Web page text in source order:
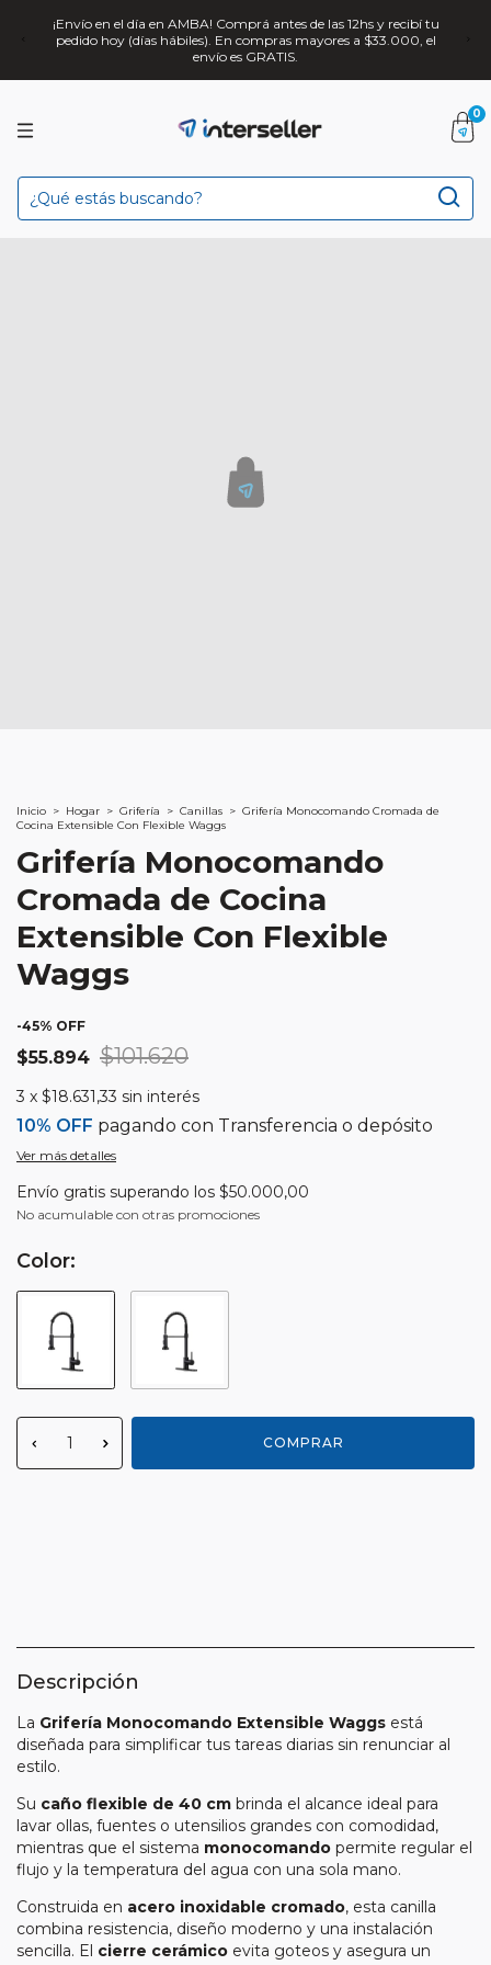
¡Envío en el día en AMBA! Comprá antes de las 12hs y recibí tu
pedido hoy (días hábiles). En compras mayores a $33.000, el
envío es GRATIS.
0
Inicio > Hogar > Grifería > Canillas > Grifería Monocomando Cromada de
Cocina Extensible Con Flexible Waggs
Grifería Monocomando
Cromada de Cocina
Extensible Con Flexible
Waggs
-45% OFF
$55.894 $101.620
3 x $18.631,33 sin interés
10% OFF pagando con Transferencia o depósito
Ver más detalles
Envío gratis superando los $50.000,00
No acumulable con otras promociones
Color:
Descripción
La Grifería Monocomando Extensible Waggs está
diseñada para simplificar tus tareas diarias sin renunciar al
estilo.
Su caño flexible de 40 cm brinda el alcance ideal para
lavar ollas, fuentes o utensilios grandes con comodidad,
mientras que el sistema monocomando permite regular el
flujo y la temperatura del agua con una sola mano.
Construida en acero inoxidable cromado, esta canilla
combina resistencia, diseño moderno y una instalación
sencilla. El cierre cerámico evita goteos y asegura un